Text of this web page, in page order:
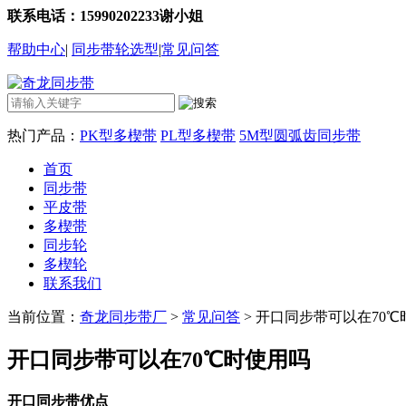
联系电话：15990202233谢小姐
帮助中心| 同步带轮选型|常见问答
热门产品： PK型多楔带 PL型多楔带 5M型圆弧齿同步带
首页
同步带
平皮带
多楔带
同步轮
多楔轮
联系我们
当前位置： 奇龙同步带厂 > 常见问答 > 开口同步带可以在70℃
开口同步带可以在70℃时使用吗
开口同步带优点